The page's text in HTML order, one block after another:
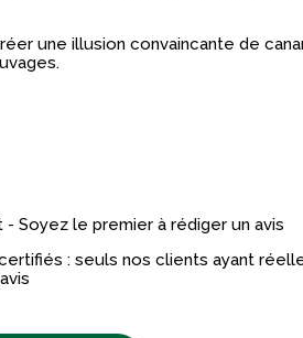
une illusion convaincante de
Soyez le premier à rédiger un avis
: seuls nos clients ayant